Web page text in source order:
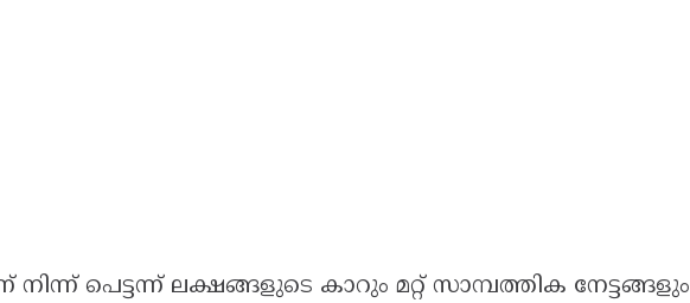
പെട്ടന്ന് ലക്ഷങ്ങളുടെ കാറും മറ്റ് സാമ്പത്തിക നേട്ടങ്ങളും